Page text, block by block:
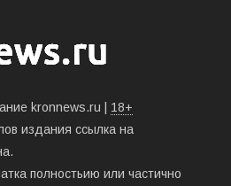
kronnews.ru | 18+
издания ссылка на
полностьию или частично